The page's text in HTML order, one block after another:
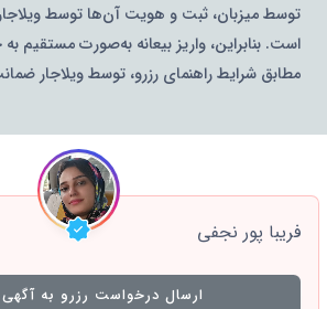
فریبا پور نجفی
ارسال درخواست رزرو به آگهی
توسط میزبان، ثبت و هویت آن‌ها توسط ویلاجار
است. بنابراین، واریز بیعانه به‌صورت مستقیم
مطابق شرایط راهنمای رزرو، توسط ویلاجار